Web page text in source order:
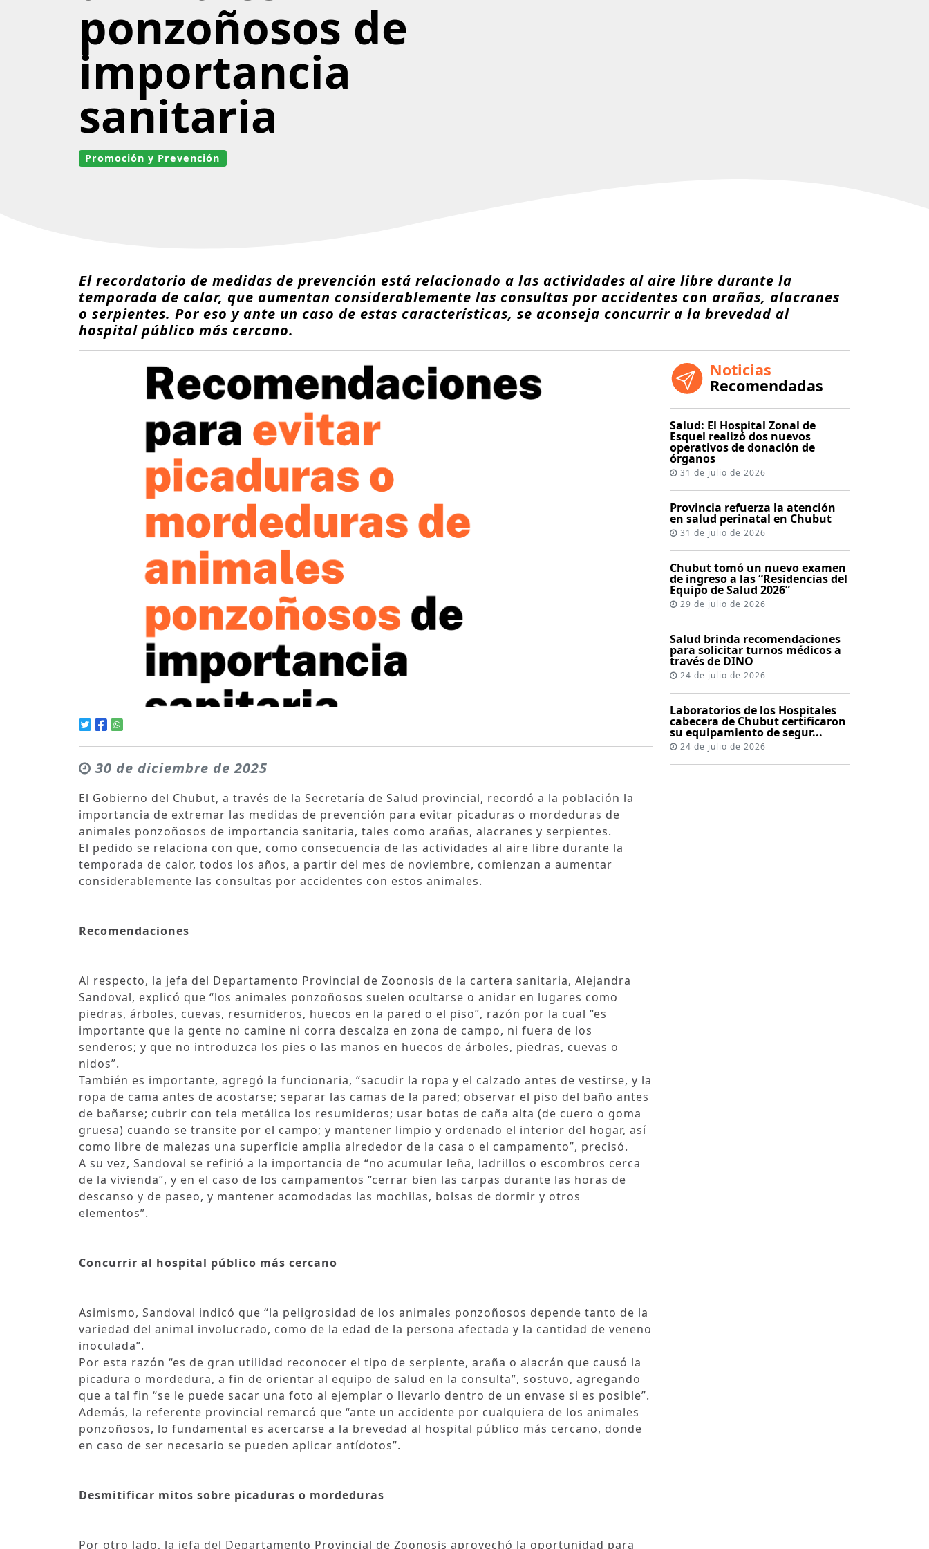
ponzoñosos de
importancia
sanitaria
Promoción y Prevención
El recordatorio de medidas de prevención está relacionado a las actividades al aire libre durante la
temporada de calor, que aumentan considerablemente las consultas por accidentes con arañas, alacranes
o serpientes. Por eso y ante un caso de estas características, se aconseja concurrir a la brevedad al
hospital público más cercano.
30 de diciembre de 2025
El Gobierno del Chubut, a través de la Secretaría de Salud provincial, recordó a la población la
importancia de extremar las medidas de prevención para evitar picaduras o mordeduras de
animales ponzoñosos de importancia sanitaria, tales como arañas, alacranes y serpientes.
El pedido se relaciona con que, como consecuencia de las actividades al aire libre durante la
temporada de calor, todos los años, a partir del mes de noviembre, comienzan a aumentar
considerablemente las consultas por accidentes con estos animales.
Recomendaciones
Al respecto, la jefa del Departamento Provincial de Zoonosis de la cartera sanitaria, Alejandra
Sandoval, explicó que “los animales ponzoñosos suelen ocultarse o anidar en lugares como
piedras, árboles, cuevas, resumideros, huecos en la pared o el piso”, razón por la cual “es
importante que la gente no camine ni corra descalza en zona de campo, ni fuera de los
senderos; y que no introduzca los pies o las manos en huecos de árboles, piedras, cuevas o
nidos”.
También es importante, agregó la funcionaria, “sacudir la ropa y el calzado antes de vestirse, y la
ropa de cama antes de acostarse; separar las camas de la pared; observar el piso del baño antes
de bañarse; cubrir con tela metálica los resumideros; usar botas de caña alta (de cuero o goma
gruesa) cuando se transite por el campo; y mantener limpio y ordenado el interior del hogar, así
como libre de malezas una superficie amplia alrededor de la casa o el campamento”, precisó.
A su vez, Sandoval se refirió a la importancia de “no acumular leña, ladrillos o escombros cerca
de la vivienda”, y en el caso de los campamentos “cerrar bien las carpas durante las horas de
descanso y de paseo, y mantener acomodadas las mochilas, bolsas de dormir y otros
elementos”.
Concurrir al hospital público más cercano
Asimismo, Sandoval indicó que “la peligrosidad de los animales ponzoñosos depende tanto de la
variedad del animal involucrado, como de la edad de la persona afectada y la cantidad de veneno
inoculada”.
Por esta razón “es de gran utilidad reconocer el tipo de serpiente, araña o alacrán que causó la
picadura o mordedura, a fin de orientar al equipo de salud en la consulta”, sostuvo, agregando
que a tal fin “se le puede sacar una foto al ejemplar o llevarlo dentro de un envase si es posible”.
Además, la referente provincial remarcó que “ante un accidente por cualquiera de los animales
ponzoñosos, lo fundamental es acercarse a la brevedad al hospital público más cercano, donde
en caso de ser necesario se pueden aplicar antídotos”.
Desmitificar mitos sobre picaduras o mordeduras
Por otro lado, la jefa del Departamento Provincial de Zoonosis aprovechó la oportunidad para
Noticias
Recomendadas
Salud: El Hospital Zonal de
Esquel realizó dos nuevos
operativos de donación de
órganos
31 de julio de 2026
Provincia refuerza la atención
en salud perinatal en Chubut
31 de julio de 2026
Chubut tomó un nuevo examen
de ingreso a las “Residencias del
Equipo de Salud 2026”
29 de julio de 2026
Salud brinda recomendaciones
para solicitar turnos médicos a
través de DINO
24 de julio de 2026
Laboratorios de los Hospitales
cabecera de Chubut certificaron
su equipamiento de segur...
24 de julio de 2026